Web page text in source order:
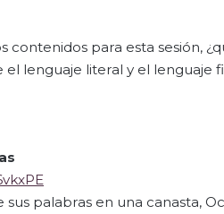
para esta sesión,
lenguaje literal y el lenguaje
palabras en una canasta,